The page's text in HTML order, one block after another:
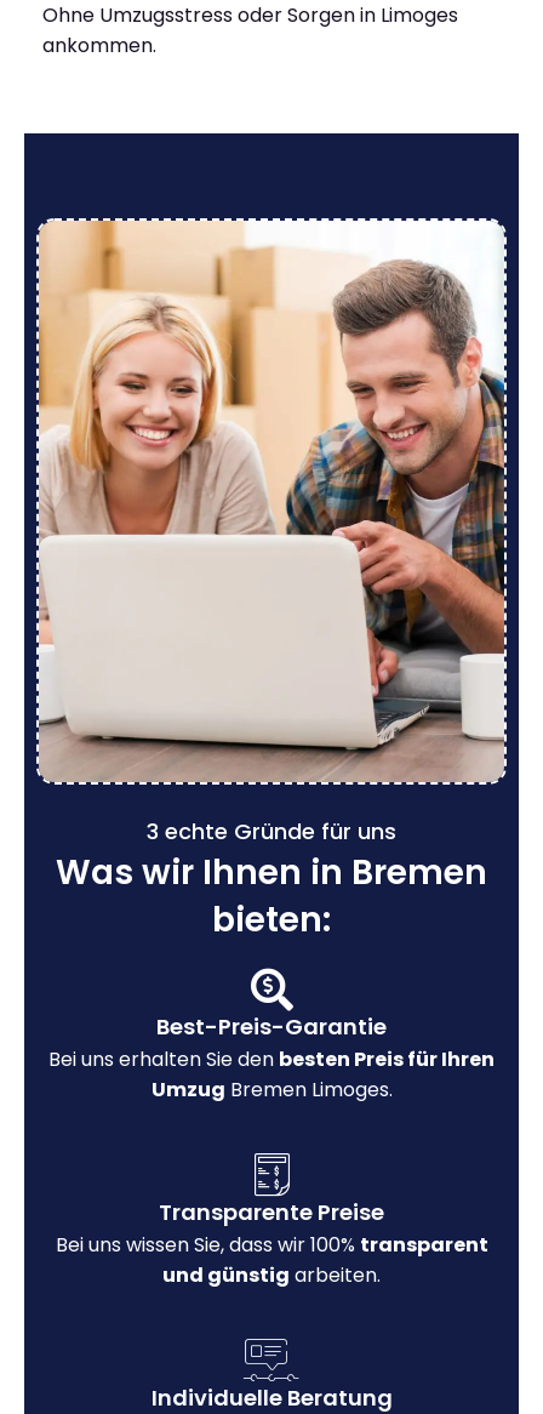
Ohne Umzugsstress oder Sorgen in Limoges
ankommen.
3 echte Gründe für uns
Was wir Ihnen in Bremen
bieten:
Best-Preis-Garantie
Bei uns erhalten Sie den besten Preis für Ihren
Umzug Bremen Limoges.
Transparente Preise
Bei uns wissen Sie, dass wir 100% transparent
und günstig arbeiten.
Individuelle Beratung